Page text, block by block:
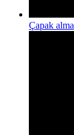
Çapak alma